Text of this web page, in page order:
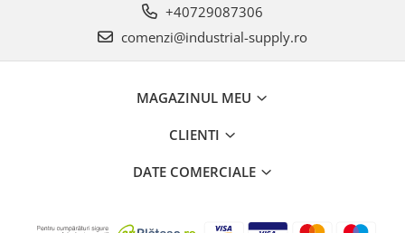
+40729087306
comenzi@industrial-supply.ro
MAGAZINUL MEU
CLIENTI
DATE COMERCIALE